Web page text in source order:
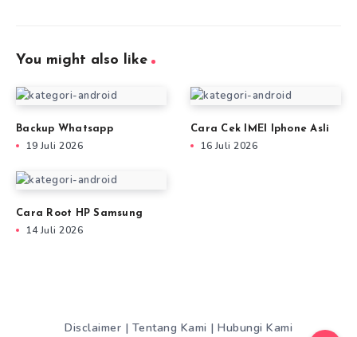
You might also like
Backup Whatsapp
19 Juli 2026
Cara Cek IMEI Iphone Asli
16 Juli 2026
Cara Root HP Samsung
14 Juli 2026
Disclaimer | Tentang Kami | Hubungi Kami